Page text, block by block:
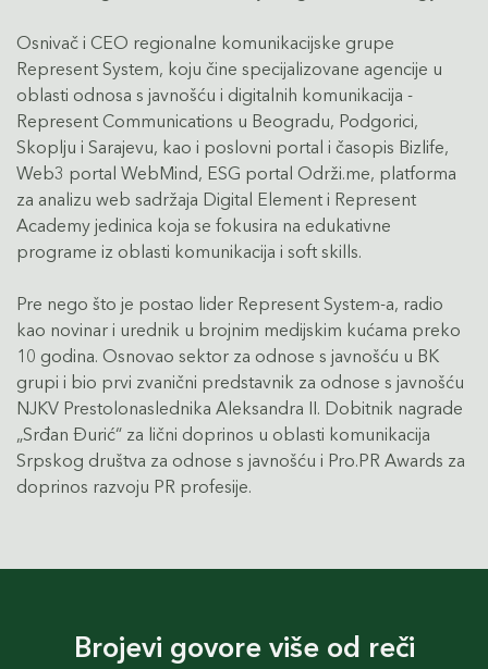
Osnivač i CEO regionalne komunikacijske grupe
Represent System, koju čine specijalizovane agencije u
oblasti odnosa s javnošću i digitalnih komunikacija -
Represent Communications u Beogradu, Podgorici,
Skoplju i Sarajevu, kao i poslovni portal i časopis Bizlife,
Web3 portal WebMind, ESG portal Održi.me, platforma
za analizu web sadržaja Digital Element i Represent
Academy jedinica koja se fokusira na edukativne
programe iz oblasti komunikacija i soft skills.
Pre nego što je postao lider Represent System-a, radio
kao novinar i urednik u brojnim medijskim kućama preko
10 godina. Osnovao sektor za odnose s javnošću u BK
grupi i bio prvi zvanični predstavnik za odnose s javnošću
NJKV Prestolonaslednika Aleksandra II. Dobitnik nagrade
„Srđan Đurić“ za lični doprinos u oblasti komunikacija
Srpskog društva za odnose s javnošću i Pro.PR Awards za
doprinos razvoju PR profesije.
Brojevi govore više od reči